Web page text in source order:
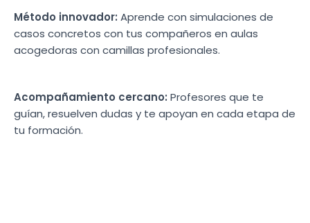
Método innovador: Aprende con simulaciones de
casos concretos con tus compañeros en aulas
acogedoras con camillas profesionales.
Acompañamiento cercano: Profesores que te
guían, resuelven dudas y te apoyan en cada etapa de
tu formación.